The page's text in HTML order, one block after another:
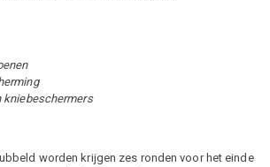
kniebeschermers
worden krijgen zes ronden voor het einde